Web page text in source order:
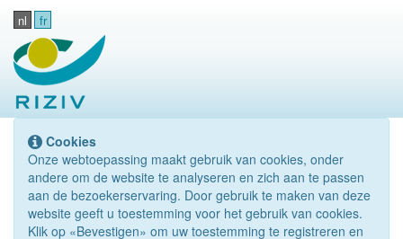
nl fr
Cookies
Onze webtoepassing maakt gebruik van cookies, onder
andere om de website te analyseren en zich aan te passen
aan de bezoekerservaring. Door gebruik te maken van deze
website geeft u toestemming voor het gebruik van cookies.
Klik op «Bevestigen» om uw toestemming te registreren en